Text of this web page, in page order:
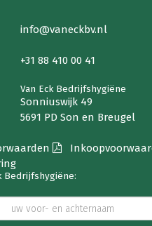
info@vaneckbv.nl
+31 88 410 00 41
Van Eck Bedrijfshygiëne
Sonniuswijk 49
5691 PD Son en Breugel
Bedrijfshygiëne: